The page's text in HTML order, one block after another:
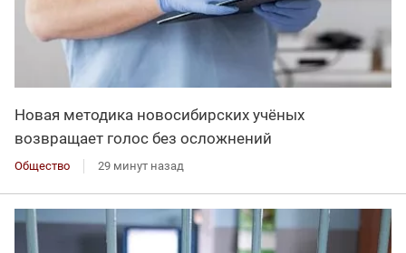
Новая методика новосибирских учёных
возвращает голос без осложнений
Общество 29 минут назад